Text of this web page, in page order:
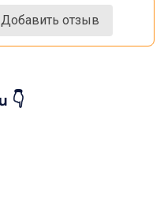
Добавить отзыв
👇